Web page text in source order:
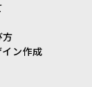
方
ン作成